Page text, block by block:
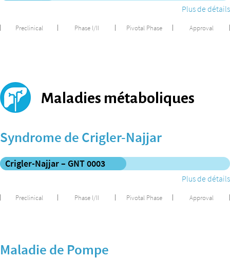
Plus de détails
Preclinical Phase I/II Pivotal Phase Approval
Maladies métaboliques
Syndrome de Crigler-Najjar
Crigler-Najjar – GNT 0003
Plus de détails
Preclinical Phase I/II Pivotal Phase Approval
Maladie de Pompe